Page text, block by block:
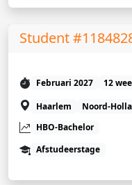
Student
Februari 2027 12
Haarlem
Noord-
HBO-Bachelor
Afstudeerstage